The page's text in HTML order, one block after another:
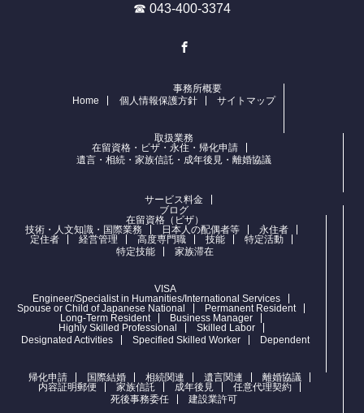
☎ 043-400-3374
Home
事務所概要
個人情報保護方針
サイトマップ
取扱業務
在留資格・ビザ・永住・帰化申請
遺言・相続・家族信託・成年後見・離婚協議
サービス料金
ブログ
在留資格（ビザ）
技術・人文知識・国際業務
日本人の配偶者等
永住者
定住者
経営管理 高度専門職 技能
特定活動
特定技能
家族滞在
VISA
Engineer/Specialist in Humanities/International Services
Spouse or Child of Japanese National
Permanent Resident
Long-Term Resident
Business Manager
Highly Skilled Professional
Skilled Labor
Designated Activities
Specified Skilled Worker Dependent
帰化申請 国際結婚 相続関連 遺言関連
離婚協議
内容証明郵便
家族信託 成年後見
任意代理契約
死後事務委任
建設業許可